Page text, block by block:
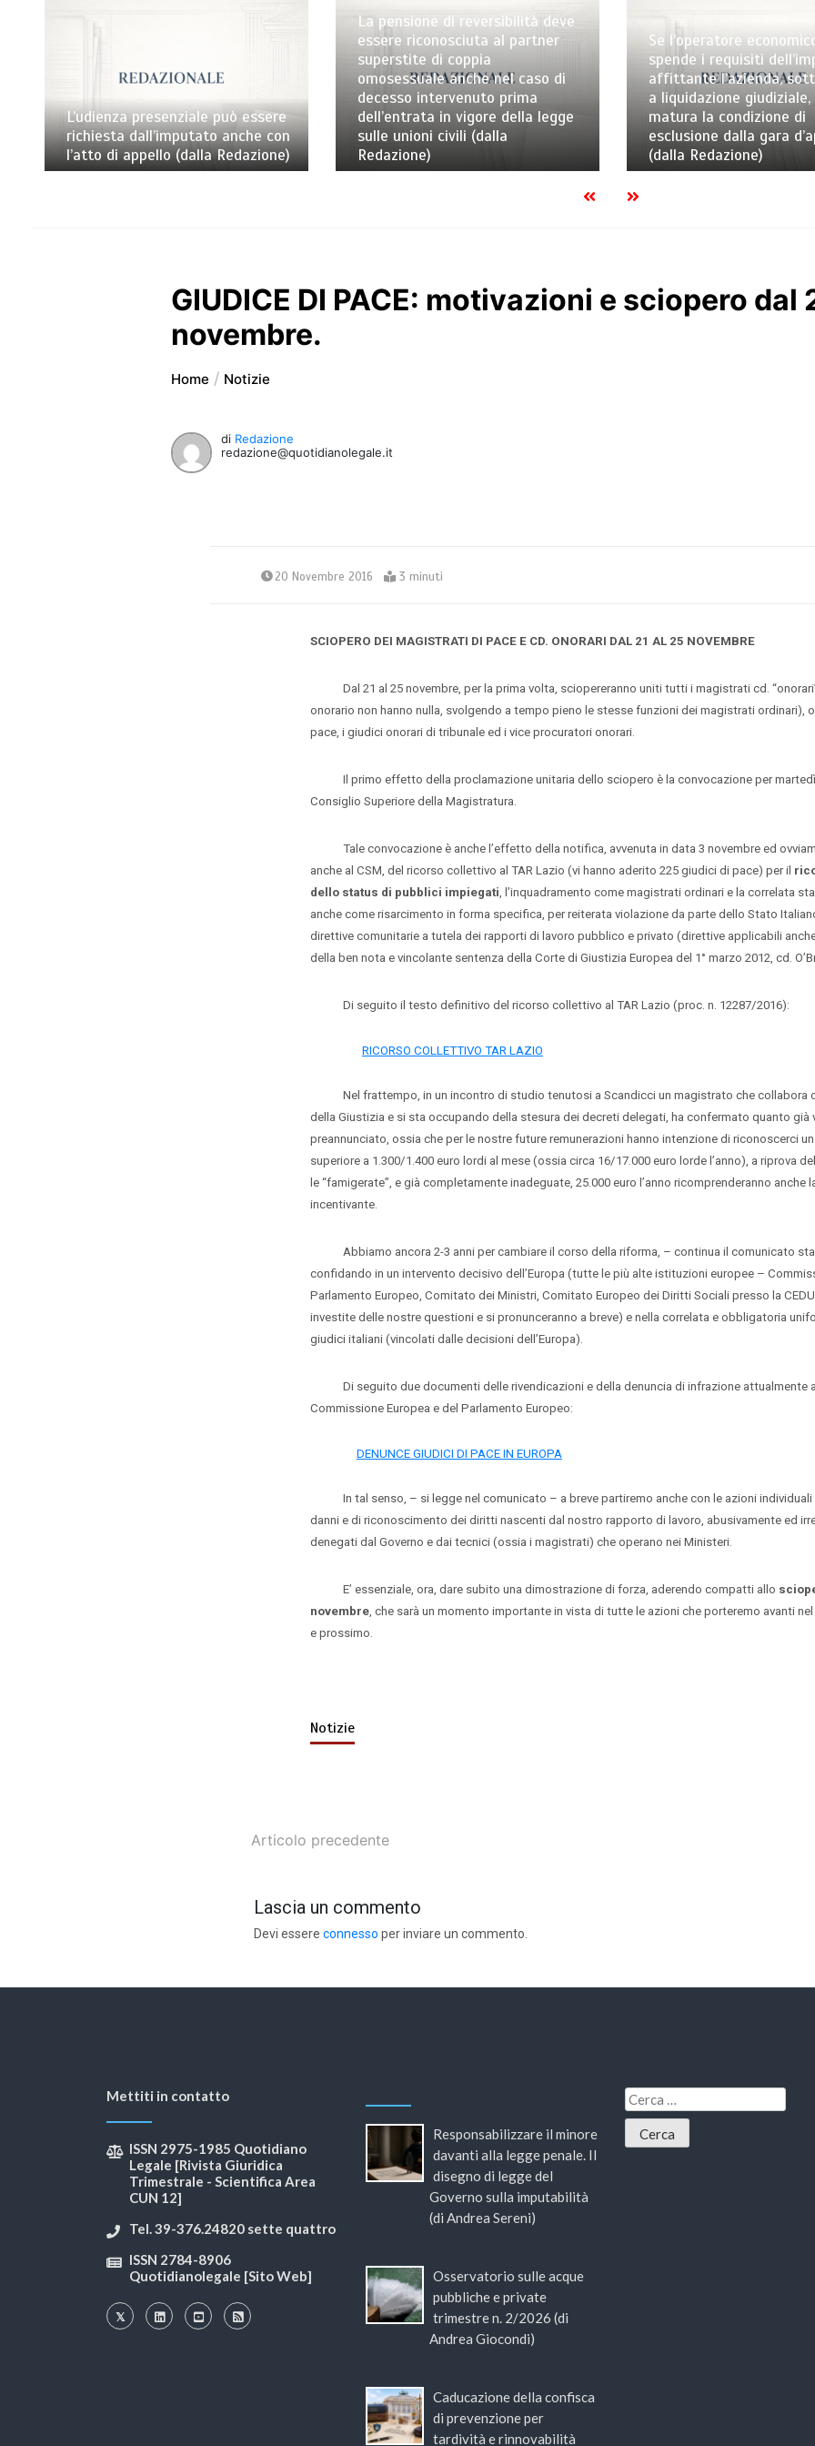
può essere
anche con
(dalla Redazione)
La pensione di reversibilità deve
essere riconosciuta al partner
omosessuale anche nel caso di
decesso intervenuto prima
dell’entrata in vigore della legge
sulle unioni civili (dalla
Redazione)
Se l’operatore economico non
spende i requisiti dell’impresa
affittante l’azienda, sottoposta
a liquidazione giudiziale, non
matura la condizione di
esclusione dalla gara d’appalto
La
è
GIUDICE DI PACE: motivazioni e sciopero dal
novembre.
Home Notizie
di Redazione
redazione@quotidianolegale.it
20 Novembre 2016 3 minuti
SCIOPERO DEI MAGISTRATI DI PACE E CD. ONORARI DAL 21 AL 25 NOVEMBRE
Dal 21 al 25 novembre, per la prima volta, sciopereranno uniti tutti i magistrati cd.
onorario non hanno nulla, svolgendo a tempo pieno le stesse funzioni dei magistrati ordinari),
pace, i giudici onorari di tribunale ed i vice procuratori onorari.
Il primo effetto della proclamazione unitaria dello sciopero è la convocazione per martedì
Consiglio Superiore della Magistratura.
Tale convocazione è anche l’effetto della notifica, avvenuta in data 3 novembre ed
anche al CSM, del ricorso collettivo al TAR Lazio (vi hanno aderito 225 giudici di pace) per il
dello status di pubblici impiegati, l’inquadramento come magistrati ordinari e la correlata
anche come risarcimento in forma specifica, per reiterata violazione da parte dello Stato
direttive comunitarie a tutela dei rapporti di lavoro pubblico e privato (direttive applicabili
della ben nota e vincolante sentenza della Corte di Giustizia Europea del 1° marzo 2012, cd.
Di seguito il testo definitivo del ricorso collettivo al TAR Lazio (proc. n. 12287/2016):
RICORSO COLLETTIVO TAR LAZIO
Nel frattempo, in un incontro di studio tenutosi a Scandicci un magistrato che collabora
della Giustizia e si sta occupando della stesura dei decreti delegati, ha confermato quanto già
preannunciato, ossia che per le nostre future remunerazioni hanno intenzione di riconoscerci
superiore a 1.300/1.400 euro lordi al mese (ossia circa 16/17.000 euro lorde l’anno), a riprova
le “famigerate”, e già completamente inadeguate, 25.000 euro l’anno ricomprenderanno anche
incentivante.
Abbiamo ancora 2-3 anni per cambiare il corso della riforma, – continua il comunicato
confidando in un intervento decisivo dell’Europa (tutte le più alte istituzioni europee –
Parlamento Europeo, Comitato dei Ministri, Comitato Europeo dei Diritti Sociali presso la
investite delle nostre questioni e si pronunceranno a breve) e nella correlata e obbligatoria
giudici italiani (vincolati dalle decisioni dell’Europa).
Di seguito due documenti delle rivendicazioni e della denuncia di infrazione attualmente
Commissione Europea e del Parlamento Europeo:
DENUNCE GIUDICI DI PACE IN EUROPA
In tal senso, – si legge nel comunicato – a breve partiremo anche con le azioni individuali
danni e di riconoscimento dei diritti nascenti dal nostro rapporto di lavoro, abusivamente ed
denegati dal Governo e dai tecnici (ossia i magistrati) che operano nei Ministeri.
E’ essenziale, ora, dare subito una dimostrazione di forza, aderendo compatti allo
novembre, che sarà un momento importante in vista di tutte le azioni che porteremo avanti
e prossimo.
Notizie
Articolo precedente
Lascia un commento
Devi essere connesso per inviare un commento.
Mettiti in contatto
ISSN 2975-1985 Quotidiano
Legale [Rivista Giuridica
Trimestrale - Scientifica Area
CUN 12]
Tel. 39-376.24820 sette quattro
ISSN 2784-8906
Quotidianolegale [Sito Web]
Responsabilizzare il minore
davanti alla legge penale. Il
disegno di legge del
Governo sulla imputabilità
(di Andrea Sereni)
Osservatorio sulle acque
pubbliche e private
trimestre n. 2/2026 (di
Andrea Giocondi)
Caducazione della confisca
di prevenzione per
tardività e rinnovabilità